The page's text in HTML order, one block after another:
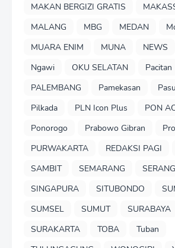
MAKAN BERGIZI GRATIS
MALANG
MBG MEDAN
MUARA ENIM
MUNA NEWS
Ngawi
OKU SELATAN
Pacitan
PALEMBANG
Pamekasan
Pilkada
PLN Icon Plus
PON
Ponorogo
Prabowo Gibran
PURWAKARTA
REDAKSI PAGI
SAMBIT
SEMARANG SERANG
SINGAPURA
SITUBONDO
SUMSEL
SUMUT
SURABAYA
SURAKARTA
TOBA
Tuban